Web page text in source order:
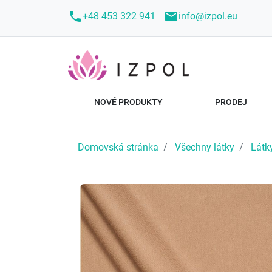
call+48 453 322 941 mailinfo@izpol.eu
NOVÉ PRODUKTY PRODEJ
Domovská stránka Všechny látky